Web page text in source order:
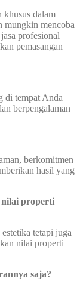
khusus dalam
mungkin mencoba
profesional
pemasangan
di tempat Anda
berpengalaman
berkomitmen
hasil yang
nilai properti
tetapi juga
nilai properti
saja?